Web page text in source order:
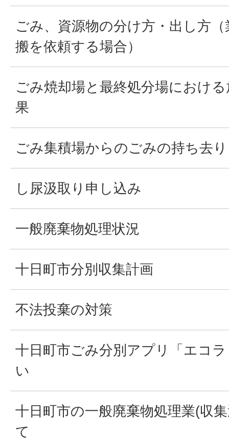
ごみ、資源物の分け方・出し方
搬を依頼する場合）
ごみ焼却場と最終処分場におけ
果
ごみ集積場からのごみの持ち去
し尿汲取り申し込み
一般廃棄物処理状況
十日町市分別収集計画
不法投棄の対策
十日町市ごみ分別アプリ「エコ
い
十日町市の一般廃棄物処理業(収
て